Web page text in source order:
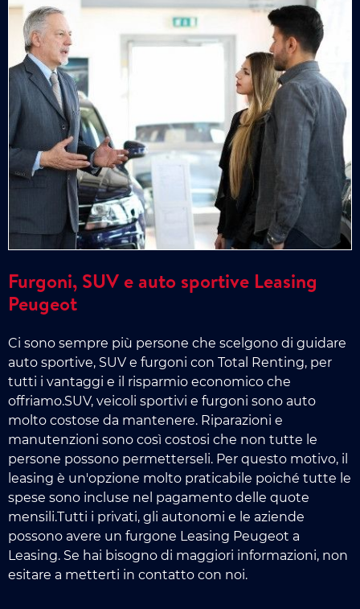
Furgoni, SUV e auto sportive Leasing
Peugeot
Ci sono sempre più persone che scelgono di guidare
auto sportive, SUV e furgoni con Total Renting, per
tutti i vantaggi e il risparmio economico che
offriamo.SUV, veicoli sportivi e furgoni sono auto
molto costose da mantenere. Riparazioni e
manutenzioni sono così costosi che non tutte le
persone possono permetterseli. Per questo motivo, il
leasing è un'opzione molto praticabile poiché tutte le
spese sono incluse nel pagamento delle quote
mensili.Tutti i privati, gli autonomi e le aziende
possono avere un furgone Leasing Peugeot a
Leasing. Se hai bisogno di maggiori informazioni, non
esitare a metterti in contatto con noi.